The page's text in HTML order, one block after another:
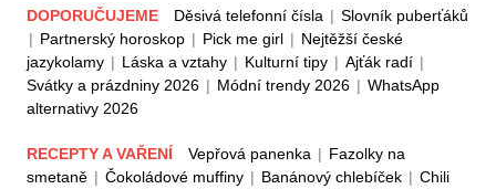
DOPORUČUJEME Děsivá telefonní čísla | Slovník puberťáků
| Partnerský horoskop | Pick me girl | Nejtěžší české
jazykolamy | Láska a vztahy | Kulturní tipy | Ajťák radí |
Svátky a prázdniny 2026 | Módní trendy 2026 | WhatsApp
alternativy 2026
RECEPTY A VAŘENÍ Vepřová panenka | Fazolky na
smetaně | Čokoládové muffiny | Banánový chlebíček | Chili